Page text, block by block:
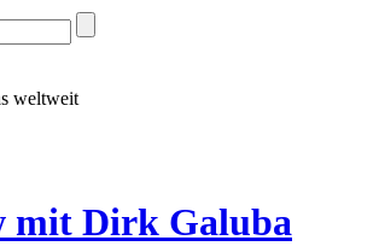
weltweit
mit Dirk Galuba